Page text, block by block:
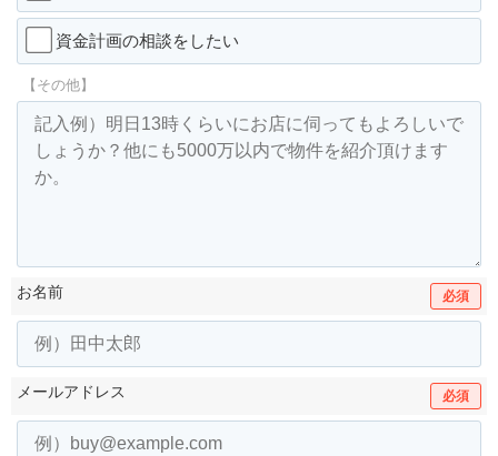
資金計画の相談をしたい
【その他】
お名前 必須
メールアドレス 必須